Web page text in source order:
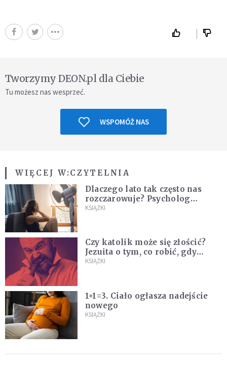
Tworzymy DEON.pl dla Ciebie
Tu możesz nas wesprzeć.
WSPOMÓŻ NAS
WIĘCEJ W:CZYTELNIA
Dlaczego lato tak często nas
rozczarowuje? Psycholog
wyjaśnia, skąd bierze się presja
KSIĄŻKI
Czy katolik może się złościć?
Jezuita o tym, co robić, gdy
puszczają nam nerwy
KSIĄŻKI
1+1=3. Ciało ogłasza nadejście
nowego
KSIĄŻKI